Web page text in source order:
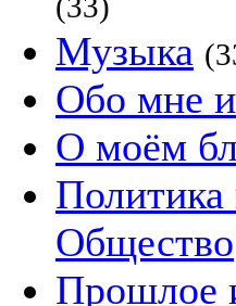
Музыка
Обо мне
О моём
Политика
Общество
Прошлое